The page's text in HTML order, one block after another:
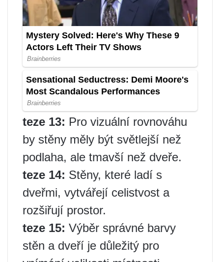
teze 13: Pro vizuální rovnováhu
by stěny měly být světlejší než
podlaha, ale tmavší než dveře.
teze 14: Stěny, které ladí s
dveřmi, vytvářejí celistvost a
rozšiřují prostor.
teze 15: Výběr správné barvy
stěn a dveří je důležitý pro